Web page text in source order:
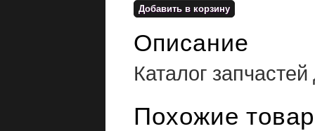
Описание
Каталог
Похожие